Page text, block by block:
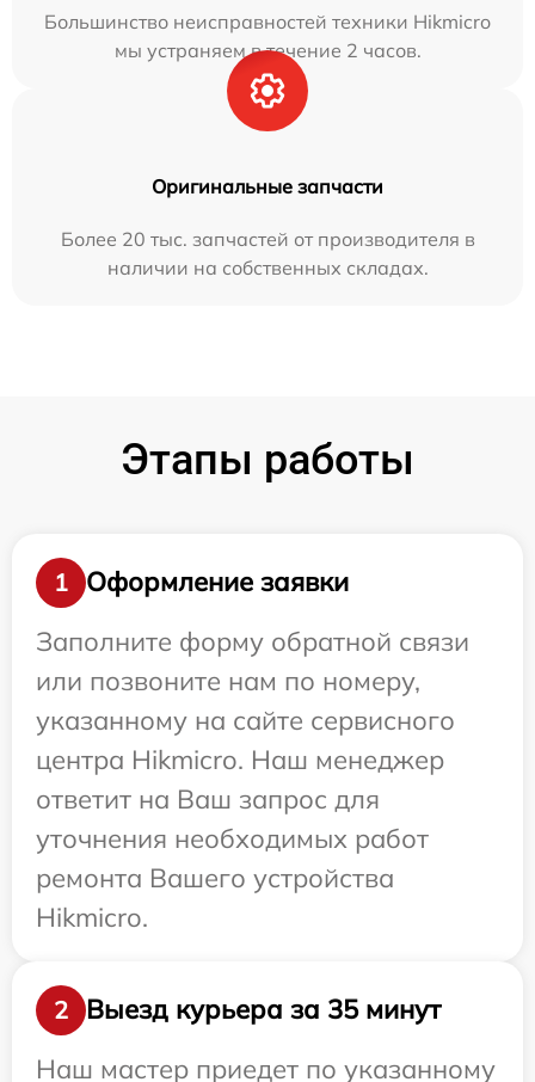
Большинство неисправностей техники Hikmicro
мы устраняем в течение 2 часов.
Оригинальные запчасти
Более 20 тыс. запчастей от производителя в
наличии на собственных складах.
Этапы работы
1
Оформление заявки
Заполните форму обратной связи
или позвоните нам по номеру,
указанному на сайте сервисного
центра Hikmicro. Наш менеджер
ответит на Ваш запрос для
уточнения необходимых работ
ремонта Вашего устройства
Hikmicro.
2
Выезд курьера за 35 минут
Наш мастер приедет по указанному